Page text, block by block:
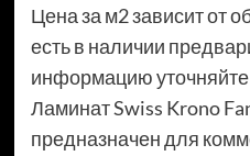
Цена за м2 зависит от
есть в наличии
информацию
Ламинат Swiss Krono
предназначен для